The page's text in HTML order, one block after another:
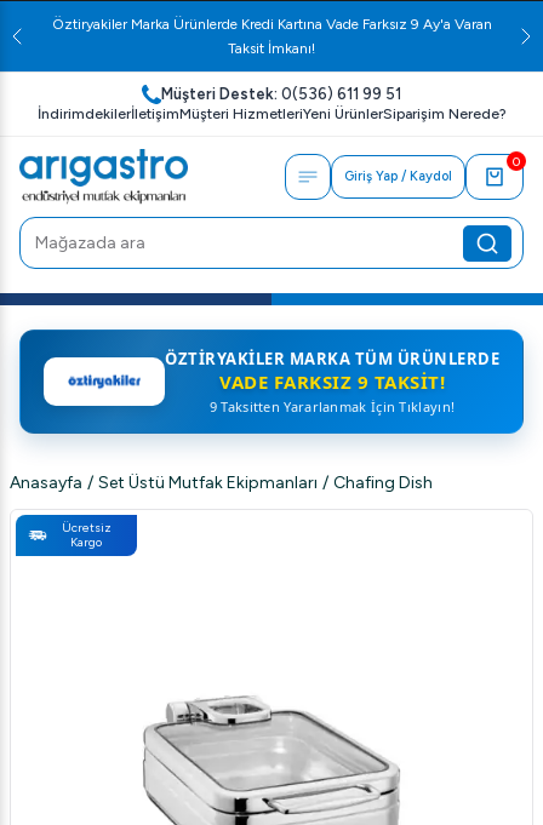
Öztiryakiler Marka Ürünlerde Kredi Kartına Vade Farksız 9 Ay'a Varan
Taksit İmkanı!
Müşteri Destek: 0(536) 611 99 51
İndirimdekilerİletişimMüşteri HizmetleriYeni ÜrünlerSiparişim Nerede?
Giriş Yap / Kaydol
0
ÖZTIRYAKILER MARKA TÜM ÜRÜNLERDE
VADE FARKSIZ 9 TAKSIT!
9 Taksitten Yararlanmak İçin Tıklayın!
Anasayfa / Set Üstü Mutfak Ekipmanları / Chafing Dish
Ücretsiz
Kargo